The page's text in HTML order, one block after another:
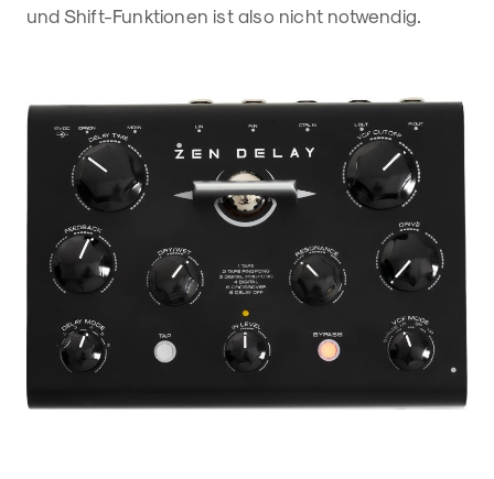
und Shift-Funktionen ist also nicht notwendig.